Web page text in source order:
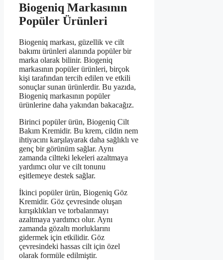
Biogeniq Markasının
Popüler Ürünleri
Biogeniq markası, güzellik ve cilt
bakımı ürünleri alanında popüler bir
marka olarak bilinir. Biogeniq
markasının popüler ürünleri, birçok
kişi tarafından tercih edilen ve etkili
sonuçlar sunan ürünlerdir. Bu yazıda,
Biogeniq markasının popüler
ürünlerine daha yakından bakacağız.
Birinci popüler ürün, Biogeniq Cilt
Bakım Kremidir. Bu krem, cildin nem
ihtiyacını karşılayarak daha sağlıklı ve
genç bir görünüm sağlar. Aynı
zamanda ciltteki lekeleri azaltmaya
yardımcı olur ve cilt tonunu
eşitlemeye destek sağlar.
İkinci popüler ürün, Biogeniq Göz
Kremidir. Göz çevresinde oluşan
kırışıklıkları ve torbalanmayı
azaltmaya yardımcı olur. Aynı
zamanda gözaltı morluklarını
gidermek için etkilidir. Göz
çevresindeki hassas cilt için özel
olarak formüle edilmiştir.